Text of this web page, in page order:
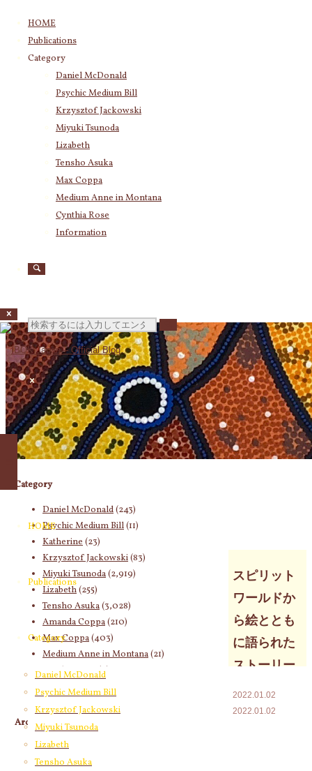
HOME
Publications
Category
Daniel McDonald
Psychic Medium Bill
Krzysztof Jackowski
Miyuki Tsunoda
Lizabeth
Tensho Asuka
Max Coppa
Medium Anne in Montana
Cynthia Rose
Information
検
索
対
象:
HOME
Publications
Category
Daniel McDonald
Psychic Medium Bill
Krzysztof Jackowski
Miyuki Tsunoda
Lizabeth
Tensho Asuka
スピリット
ワールドか
ら絵ととも
に語られた
ストーリー
2022.01.02
2022.01.02
Category
Daniel McDonald(243)
Psychic Medium Bill(11)
Katherine(23)
Krzysztof Jackowski(83)
Miyuki Tsunoda(2,919)
Lizabeth(255)
Tensho Asuka(3,028)
Amanda Coppa(210)
Max Coppa(403)
Medium Anne in Montana(21)
Cynthia Rose(4)
Archives
2026年8月
2026年7月(58)